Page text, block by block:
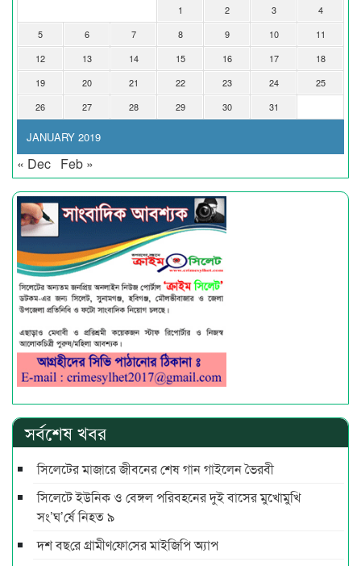
JANUARY 2019
1 2 3
4
5
6 7 8 9 10
11
12
13 14 15 16 17
18
19
20 21 22 23 24
25
26
27 28 29 30 31
« Dec Feb »
সর্বশেষ খবর
সিলেটের মাজারে জীবনের শেষ গান গাইলেন ভৈরবী
সিলেটে ইউনিক ও বেঙ্গল পরিবহনের দুই বাসের মুখোমুখি
সং’ঘ’র্ষে নিহত ৯
দশ বছ‌রে গ্রামীণ‌ফো‌সের মাইজিপি অ্যাপ